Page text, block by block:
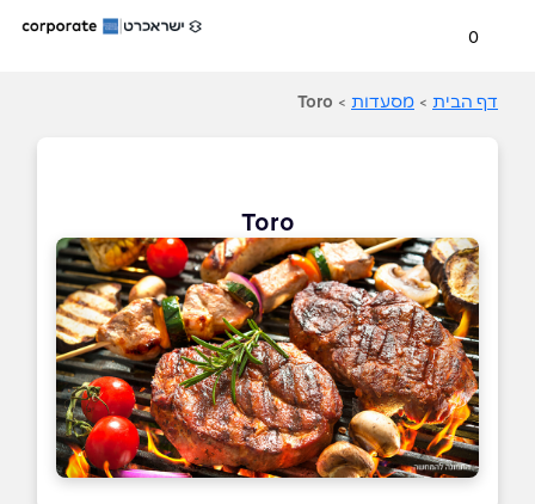
0
דף הבית > מסעדות >
Toro
Toro